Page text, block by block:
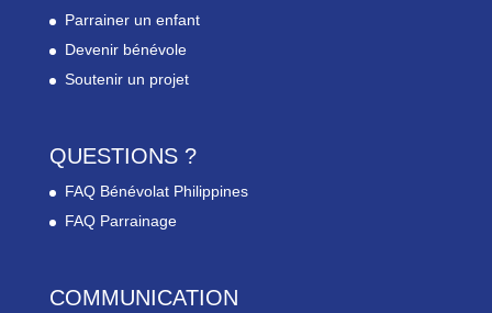
Parrainer un enfant
Devenir bénévole
Soutenir un projet
QUESTIONS ?
FAQ Bénévolat Philippines
FAQ Parrainage
COMMUNICATION